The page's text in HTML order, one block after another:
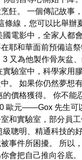
飪。 一個傳記故事
條線，您可以比舉
國電影中，全家人都
耶和華面前預備這
又為他製作骨灰盆
驗室中，科學家用
。 如果你仍然夢想
價格獲得。 你不能
元——Gox 先生可以
和實驗室，部分員
聰明、精通科技的
事件所困擾。 所以
會把自己推向谷底